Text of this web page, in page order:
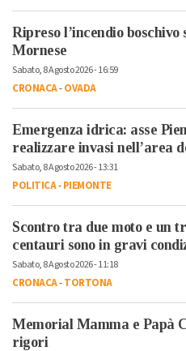
Ripreso l’incendio boschivo
Mornese
Sabato, 8 Agosto 2026 - 16:59
CRONACA-OVADA
Emergenza idrica: asse
realizzare invasi nell’area
Sabato, 8 Agosto 2026 - 13:31
POLITICA-PIEMONTE
Scontro tra due moto e un
centauri sono in gravi
Sabato, 8 Agosto 2026 - 11:18
CRONACA-TORTONA
Memorial Mamma e Papà
rigori